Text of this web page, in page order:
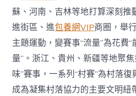
蘇、河南、吉林等地打算深刻推
進街區、進包養網VIP商圈，舉
主題運動，變賽事“流量”為花費“
量”。浙江、貴州、新疆等地聚
味”賽事，一系列“村賽”為村落復
成為凝集村落協力的主要文明紐